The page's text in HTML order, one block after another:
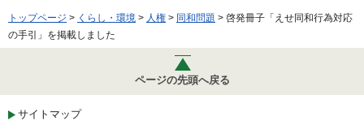
トップページ > くらし・環境 > 人権 > 同和問題 > 啓発冊子「えせ同和行為対応
の手引」を掲載しました
ページの先頭へ戻る
サイトマップ